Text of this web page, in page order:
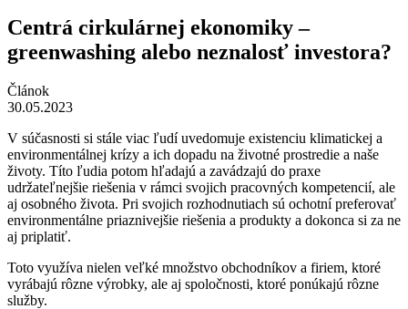
Centrá cirkulárnej ekonomiky –
greenwashing alebo neznalosť investora?
Článok
30.05.2023
V súčasnosti si stále viac ľudí uvedomuje existenciu klimatickej a
environmentálnej krízy a ich dopadu na životné prostredie a naše
životy. Títo ľudia potom hľadajú a zavádzajú do praxe
udržateľnejšie riešenia v rámci svojich pracovných kompetencií, ale
aj osobného života. Pri svojich rozhodnutiach sú ochotní preferovať
environmentálne priaznivejšie riešenia a produkty a dokonca si za ne
aj priplatiť.
Toto využíva nielen veľké množstvo obchodníkov a firiem, ktoré
vyrábajú rôzne výrobky, ale aj spoločnosti, ktoré ponúkajú rôzne
služby.